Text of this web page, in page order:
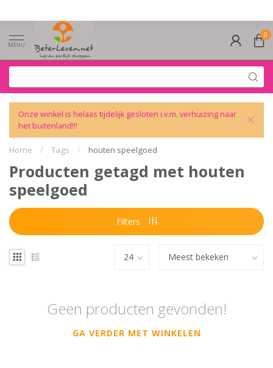
MENU
0
Onze winkel is helaas tijdelijk gesloten i.v.m. verhuizing naar
het buitenland!!!
Home / Tags / houten speelgoed
Producten getagd met houten
speelgoed
Filters
Geen producten gevonden!
GA VERDER MET WINKELEN